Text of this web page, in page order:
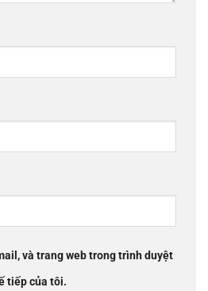
và trang web trong trình duyệt
tiếp của tôi.